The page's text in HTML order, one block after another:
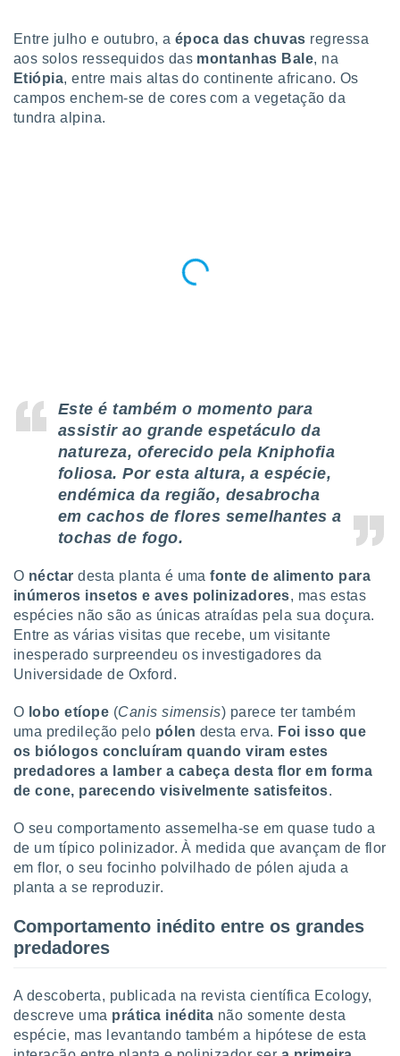
com
Pode
nossa
e
a
não
cookies
o
ou
Pode
de
ao
únicos
para
e
como a
Entre julho e outubro, a época das chuvas regressa
aos solos ressequidos das montanhas Bale, na
Etiópia, entre mais altas do continente africano. Os
campos enchem-se de cores com a vegetação da
tundra alpina.
Este é também o momento para
assistir ao grande espetáculo da
natureza, oferecido pela Kniphofia
foliosa. Por esta altura, a espécie,
endémica da região, desabrocha
em cachos de flores semelhantes a
tochas de fogo.
O néctar desta planta é umafonte de alimento para
inúmeros insetos e aves polinizadores, mas estas
espécies não são as únicas atraídas pela sua doçura.
Entre as várias visitas que recebe, um visitante
inesperado surpreendeu os investigadores da
Universidade de Oxford.
O lobo etíope (Canis simensis) parece ter também
uma predileção pelo pólen desta erva. Foi isso que
os biólogos concluíram quando viram estes
predadores a lamber a cabeça desta flor em forma
de cone, parecendo visivelmente satisfeitos.
O seu comportamento assemelha-se em quase tudo a
de um típico polinizador. À medida que avançam de flor
em flor, o seu focinho polvilhado de pólen ajuda a
planta a se reproduzir.
Comportamento inédito entre os grandes
predadores
A descoberta, publicada na revista científica Ecology,
descreve uma prática inédita não somente desta
espécie, mas levantando também a hipótese de esta